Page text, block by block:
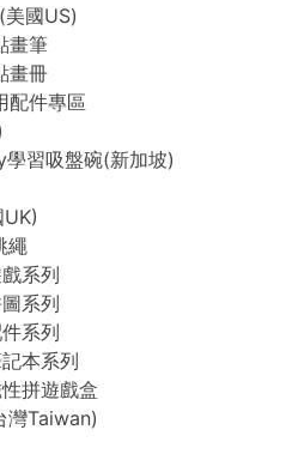
國US)
畫筆
畫冊
件專區
習吸盤碗(新加坡)
繩
系列
系列
系列
本系列
拼遊戲盒
灣Taiwan)